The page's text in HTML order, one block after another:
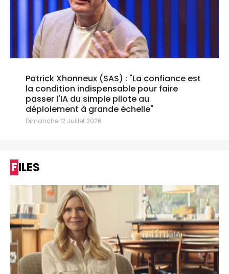
Patrick Xhonneux (SAS) : "La confiance est
la condition indispensable pour faire
passer l'IA du simple pilote au
déploiement à grande échelle"
Dimanche 12 Juillet 2026
FILES